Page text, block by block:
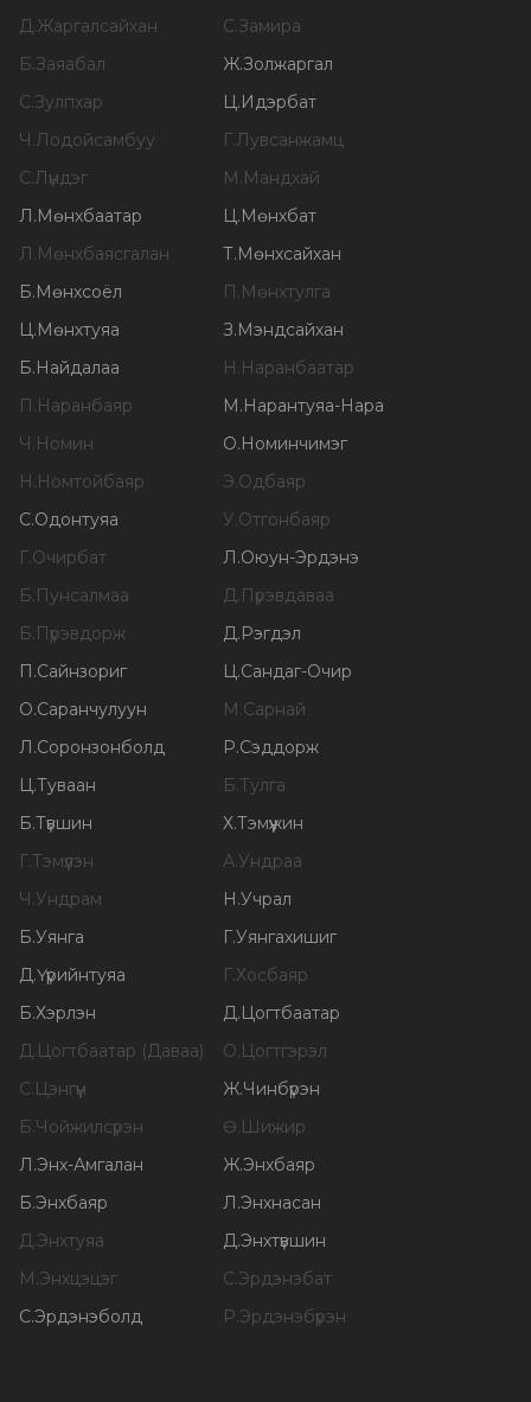
Д.Жаргалсайхан С.Замира
Б.Заяабал Ж.Золжаргал
С.Зулпхар Ц.Идэрбат
Ч.Лодойсамбуу Г.Лувсанжамц
С.Лүндэг М.Мандхай
Л.Мөнхбаатар Ц.Мөнхбат
Л.Мөнхбаясгалан Т.Мөнхсайхан
Б.Мөнхсоёл П.Мөнхтулга
Ц.Мөнхтуяа З.Мэндсайхан
Б.Найдалаа Н.Наранбаатар
П.Наранбаяр М.Нарантуяа-Нара
Ч.Номин О.Номинчимэг
Н.Номтойбаяр Э.Одбаяр
С.Одонтуяа У.Отгонбаяр
Г.Очирбат Л.Оюун-Эрдэнэ
Б.Пунсалмаа Д.Пүрэвдаваа
Б.Пүрэвдорж Д.Рэгдэл
П.Сайнзориг Ц.Сандаг-Очир
О.Саранчулуун М.Сарнай
Л.Соронзонболд Р.Сэддорж
Ц.Туваан Б.Тулга
Б.Түвшин Х.Тэмүүжин
Г.Тэмүүлэн А.Ундраа
Ч.Ундрам Н.Учрал
Б.Уянга Г.Уянгахишиг
Д.Үүрийнтуяа Г.Хосбаяр
Б.Хэрлэн Д.Цогтбаатар
Д.Цогтбаатар (Даваа) О.Цогтгэрэл
С.Цэнгүүн Ж.Чинбүрэн
Б.Чойжилсүрэн Ө.Шижир
Л.Энх-Амгалан Ж.Энхбаяр
Б.Энхбаяр Л.Энхнасан
Д.Энхтуяа Д.Энхтүвшин
М.Энхцэцэг С.Эрдэнэбат
С.Эрдэнэболд Р.Эрдэнэбүрэн